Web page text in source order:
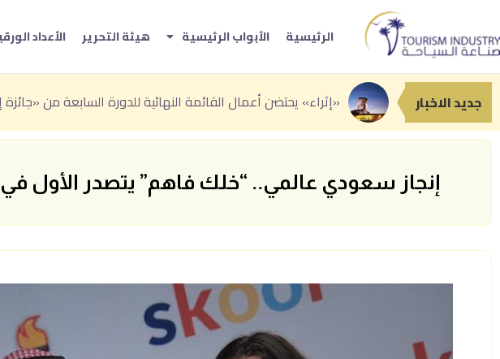
الرئيسية الأبواب الرئيسية هيئة التحرير الأعداد
جديد الاخبار «بوتيك» تطلق الهوية البص
جدة تعزز حضورها السياحي بباقة من التجارب الصيفية بين المغامرة
انطلاق النسخة الثانية من «سوق رغدان التاريخي» ضمن فعاليات صيف
إنجاز سعودي عالمي.. “خلك فاهم” يتصدر الأول في منصة